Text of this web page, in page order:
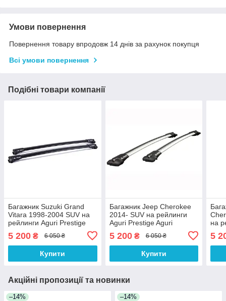
Умови повернення
Повернення товару впродовж 14 днів за рахунок покупця
Всі умови повернення
Подібні товари компанії
Багажник Suzuki Grand
Vitara 1998-2004 SUV на
рейлинги Aguri Prestige
5 200 ₴ 6 050 ₴
Купити
Багажник Jeep Cherokee
2014- SUV на рейлинги
Aguri Prestige Aguri
5 200₴ 6 050 ₴
Купити
на
5
Акційні пропозиції та новинки
–14% –14%